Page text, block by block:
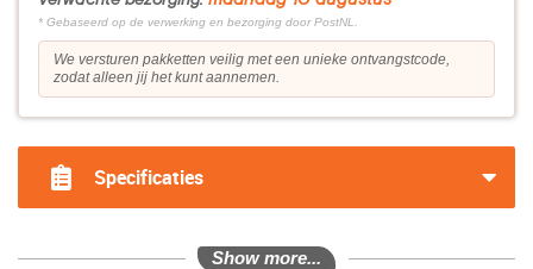
* Gebaseerd op de verwerking en bezorging door PostNL.
We versturen pakketten veilig met een unieke ontvangstcode,
zodat alleen jij het kunt aannemen.
Specificaties
Show more...